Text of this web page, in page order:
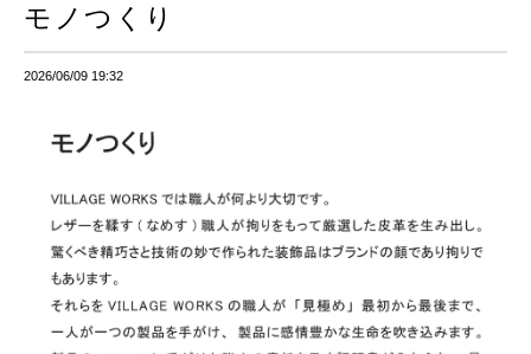
モノつくり
2026/06/09 19:32